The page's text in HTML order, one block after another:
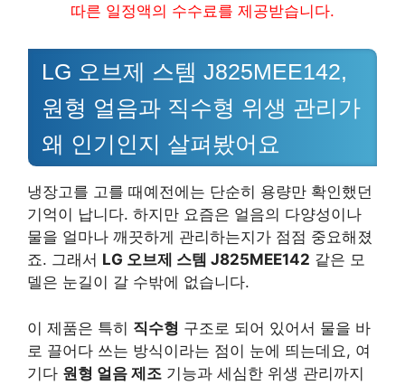
따른 일정액의 수수료를 제공받습니다.
LG 오브제 스템 J825MEE142,
원형 얼음과 직수형 위생 관리가
왜 인기인지 살펴봤어요
냉장고를 고를 때예전에는 단순히 용량만 확인했던
기억이 납니다. 하지만 요즘은 얼음의 다양성이나
물을 얼마나 깨끗하게 관리하는지가 점점 중요해졌
죠. 그래서 LG 오브제 스템 J825MEE142 같은 모
델은 눈길이 갈 수밖에 없습니다.
이 제품은 특히 직수형 구조로 되어 있어서 물을 바
로 끌어다 쓰는 방식이라는 점이 눈에 띄는데요, 여
기다 원형 얼음 제조 기능과 세심한 위생 관리까지